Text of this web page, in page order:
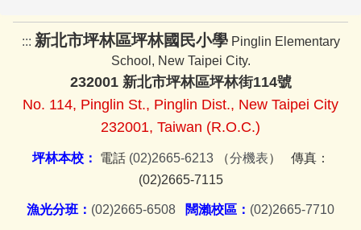
資訊組
教師諮商輔導支持系統服務
::: 新北市坪林區坪林國民小學 Pinglin Elementary
School, New Taipei City.
232001 新北市坪林區坪林街114號
No. 114, Pinglin St., Pinglin Dist., New Taipei City
232001, Taiwan (R.O.C.)
坪林本校： 電話 (02)2665-6213（分機表） 傳真：
(02)2665-7115
漁光分班： (02)2665-6508 闊瀨校區： (02)2665-7710